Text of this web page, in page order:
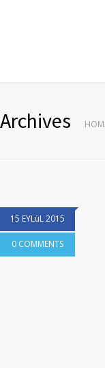
Archives
15 EYLüL 2015
0 COMMENTS